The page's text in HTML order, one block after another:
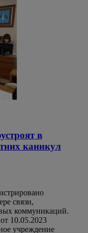
в
каникул
связи,
коммуникаций.
10.05.2023
учреждение